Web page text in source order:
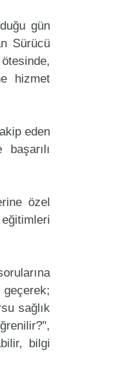
gün
Sürücü
hizmet
eden
özel
geçerek;
sağlık
bilgi